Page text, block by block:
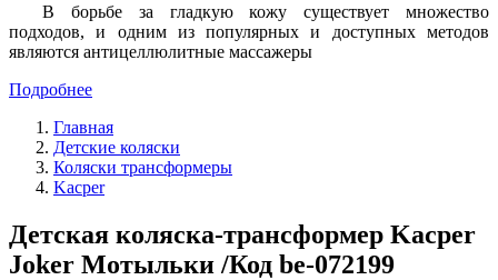
В борьбе за гладкую кожу существует множество
подходов, и одним из популярных и доступных методов
являются антицеллюлитные массажеры
Подробнее
Главная
Детские коляски
Коляски трансформеры
Kacper
Детская коляска-трансформер Kacper
Joker Мотыльки /Код be-072199